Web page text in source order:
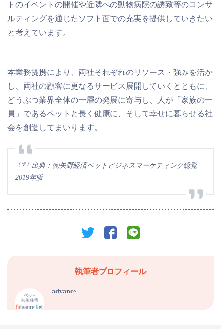
トのイベントの開催や近隣への動物病院の誘致等のコンサ
ルティングを通じたソフト面での充実を提供していきたい
と考えています。
本業務提携により、両社それぞれのリソース・強みを活か
し、両社の顧客に更なるサービス展開していくとともに、
どうぶつ業界全体の一層の発展に寄与し、人が「家族の一
員」であるペットと長く健康に、そして幸せに暮らせる社
会を創造してまいります。
（※） 出典：㈱矢野経済ペットビジネスマーケティング総覧
2019年版
twitter facebook
執筆者プロフィール
advance